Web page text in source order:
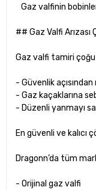
Gaz valfinin
## Gaz Valfi Arızası
Gaz valfi tamiri
- Güvenlik
- Gaz kaçaklarına
- Düzenli yanmayı
En güvenli ve kalıcı
Dragonn’da tüm
- Orijinal gaz valfi